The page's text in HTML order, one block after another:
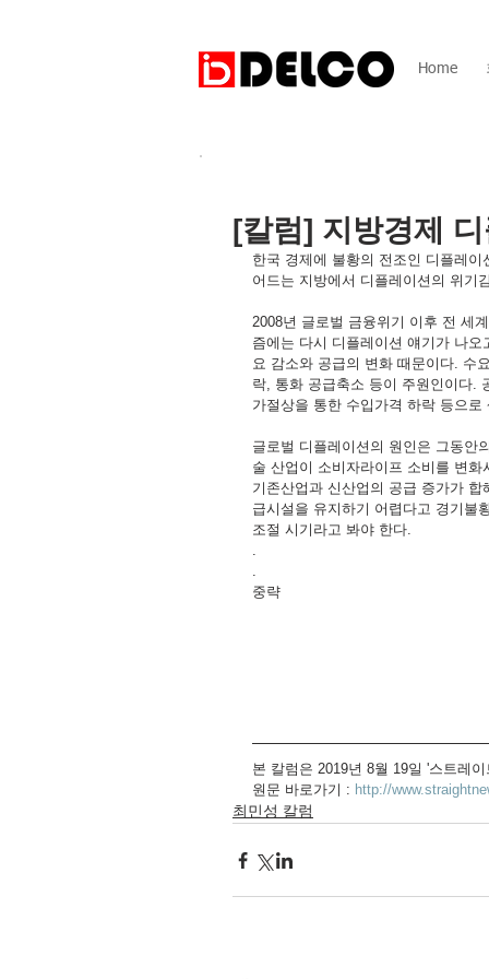
Home
[칼럼] 지방경제
한국 경제에 불황의 전조인 디플레
어드는 지방에서 디플레이션의 위기
2008년 글로벌 금융위기 이후 전 세
즘에는 다시 디플레이션 얘기가 나
요 감소와 공급의 변화 때문이다. 수
락, 통화 공급축소 등이 주원인이다.
가절상을 통한 수입가격 하락 등으로
글로벌 디플레이션의 원인은 그동안
술 산업이 소비자라이프 소비를 변
기존산업과 신산업의 공급 증가가
급시설을 유지하기 어렵다고 경기불
조절 시기라고 봐야 한다.
.
.
중략
본 칼럼은 2019년 8월 19일 '스트레
원문 바로가기 : http://
최민성 칼럼